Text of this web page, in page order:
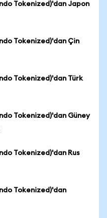
Tokenized)'dan Japon
Tokenized)'dan Çin
Tokenized)'dan Türk
Tokenized)'dan Güney
Tokenized)'dan Rus
Tokenized)'dan